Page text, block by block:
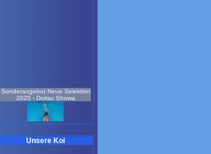
Sonderangebot Neue Selektion
2025 - Doitsu Showa
Unsere Koi